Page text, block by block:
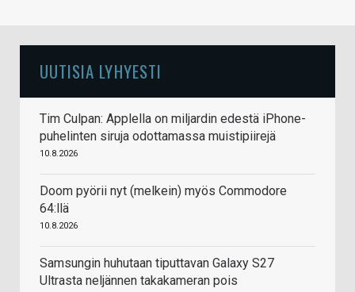
UUTISIA LYHYESTI
Tim Culpan: Applella on miljardin edestä iPhone-
puhelinten siruja odottamassa muistipiirejä
10.8.2026
Doom pyörii nyt (melkein) myös Commodore
64:llä
10.8.2026
Samsungin huhutaan tiputtavan Galaxy S27
Ultrasta neljännen takakameran pois